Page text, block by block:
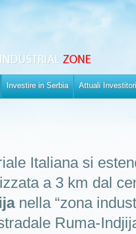
Investire in Serbia Attuali Investitori
Italiana si
a 3 km dal
nella “zona
Ruma-